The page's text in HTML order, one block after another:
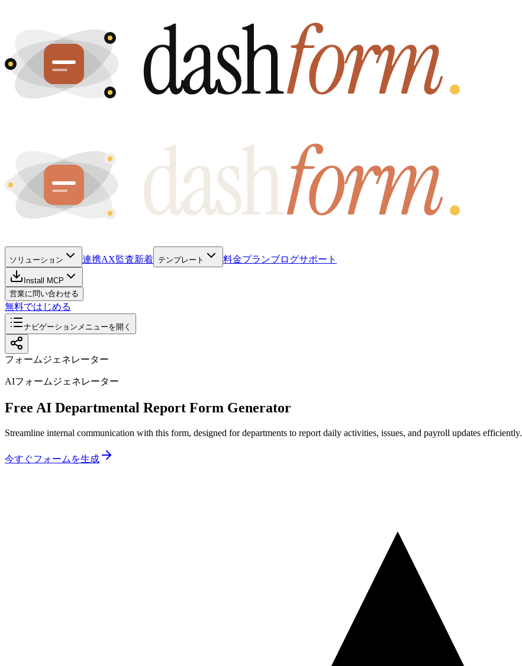
ソリューション 連携AX監査新着 テンプレート 料金プランブログサポート
Install MCP
営業に問い合わせる
無料ではじめる
ナビゲーションメニューを開く
フォームジェネレーター
AIフォームジェネレーター
Free AI Departmental Report Form Generator
Streamline internal communication with this form, designed for departments to report daily activities, issues, and payroll updates efficiently.
今すぐフォームを生成